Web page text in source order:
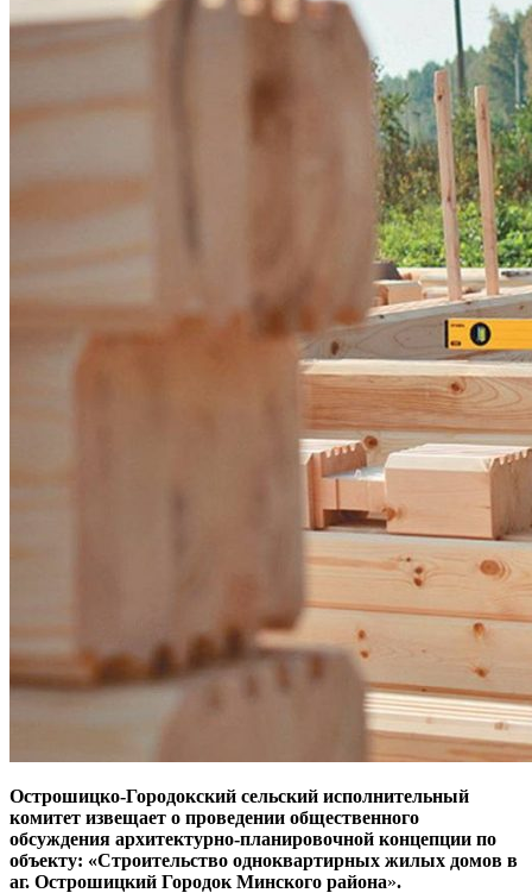
Острошицко-Городокский сельский исполнительный
комитет извещает о проведении общественного
обсуждения архитектурно-планировочной концепции по
объекту: «Строительство одноквартирных жилых домов в
аг. Острошицкий Городок Минского района».